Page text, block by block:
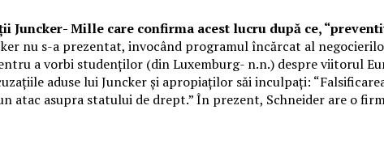
Mille care confirma acest lucru după ce,
nu s-a prezentat, invocând programul încărcat al
a vorbi studenților (din Luxemburg- n.n.) despre viitorul
aduse lui Juncker și apropiaților săi inculpați:
atac asupra statului de drept.” În prezent, Schneider are o